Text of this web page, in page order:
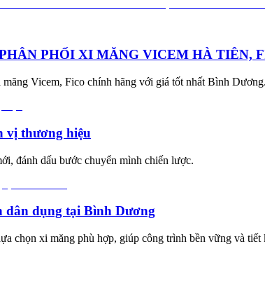
PHỐI XI MĂNG VICEM HÀ TIÊN,
Vicem, Fico chính hãng với giá tốt nhất Bình Dương.
vị thương hiệu
đánh dấu bước chuyển mình chiến lược.
dân dụng tại Bình Dương
chọn xi măng phù hợp, giúp công trình bền vững và tiết